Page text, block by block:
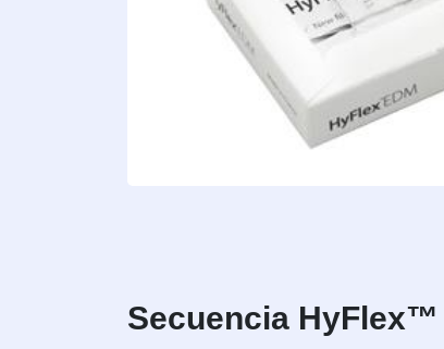
Secuencia HyFlex™